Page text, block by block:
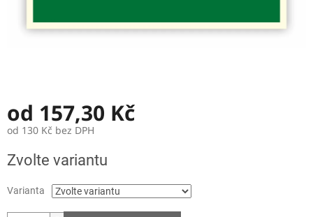
od 157,30 Kč
od 130 Kč bez DPH
cena:
Zvolte variantu
Varianta